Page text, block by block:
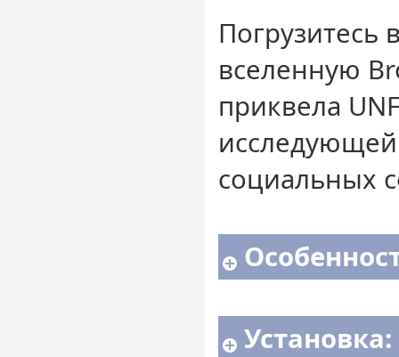
вселенную
приквела
социальных
Установка: